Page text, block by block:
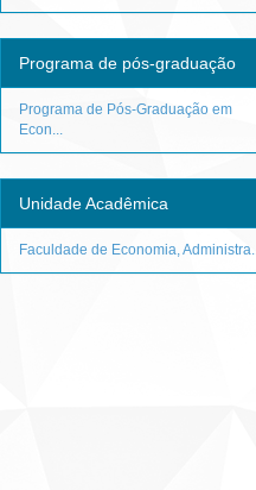
Programa de pós-graduação
Programa de Pós-Graduação em
Econ...
Unidade Acadêmica
Faculdade de Economia, Administra...